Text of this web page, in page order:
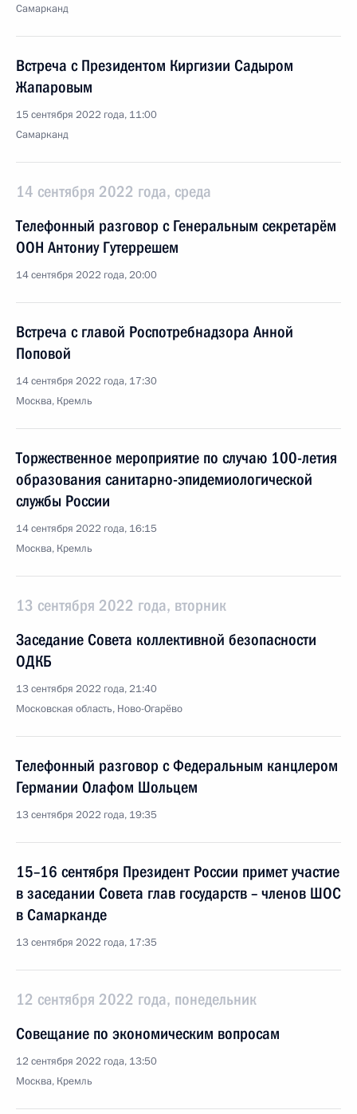
Самарканд
Встреча с Президентом Киргизии Садыром
Жапаровым
15 сентября 2022 года, 11:00
Самарканд
14 сентября 2022 года, среда
Телефонный разговор с Генеральным секретарём
ООН Антониу Гутеррешем
14 сентября 2022 года, 20:00
Встреча с главой Роспотребнадзора Анной
Поповой
14 сентября 2022 года, 17:30
Москва, Кремль
Торжественное мероприятие по случаю 100-летия
образования санитарно-эпидемиологической
службы России
14 сентября 2022 года, 16:15
Москва, Кремль
13 сентября 2022 года, вторник
Заседание Совета коллективной безопасности
ОДКБ
13 сентября 2022 года, 21:40
Московская область, Ново-Огарёво
Телефонный разговор с Федеральным канцлером
Германии Олафом Шольцем
13 сентября 2022 года, 19:35
15–16 сентября Президент России примет участие
в заседании Совета глав государств – членов ШОС
в Самарканде
13 сентября 2022 года, 17:35
12 сентября 2022 года, понедельник
Совещание по экономическим вопросам
12 сентября 2022 года, 13:50
Москва, Кремль